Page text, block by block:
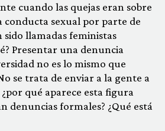
cuando las quejas eran sobre
conducta sexual por parte de
sido llamadas feministas
Presentar una denuncia
no es lo mismo que
se trata de enviar a la gente a
qué aparece esta figura
denuncias formales? ¿Qué está